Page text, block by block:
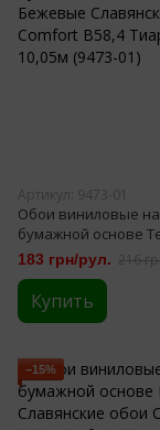
Артикул: 9473-01
Обои виниловые на
бумажной основе
Бежевые
Comfort B58,4 Тиара
10,05м (9473-01)
183 грн/рул. 216
Купить
−15%